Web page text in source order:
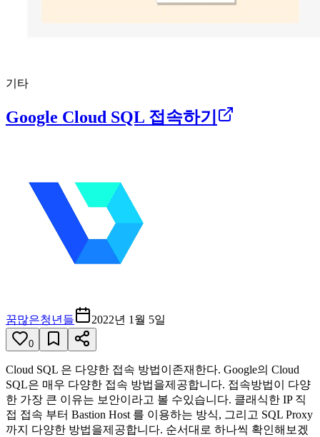
기타
Google Cloud SQL 접속하기
꿈많은청년들 2022년 1월 5일
0
Cloud SQL 은 다양한 접속 방법이존재한다. Google의 Cloud
SQL은 매우 다양한 접속 방법을제공합니다. 접속방법이 다양
한 가장 큰 이유는 보안이라고 볼 수있습니다. 클래식한 IP 직
접 접속 부터 Bastion Host 를 이용하는 방식, 그리고 SQL Proxy
까지 다양한 방법을제공합니다. 순서대로 하나씩 확인해보겠